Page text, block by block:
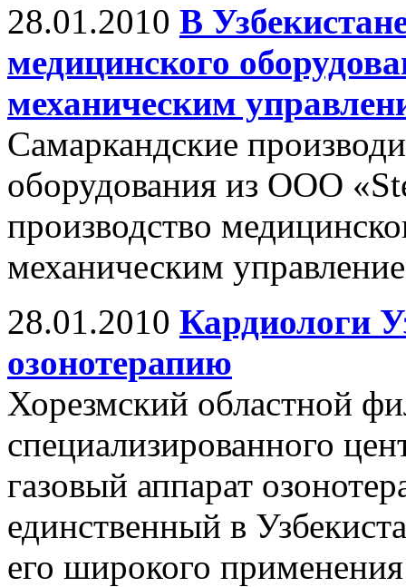
28.01.2010 В
медицинского
механическим
Самаркандские
оборудования из ООО
производство
механическим
28.01.2010 Кардиологи
озонотерапию
Хорезмский областной
специализированного
газовый аппарат
единственный в
его широкого